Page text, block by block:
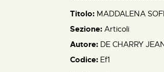
Titolo: MADDALENA
Sezione: Articoli
Autore: DE CHARRY
Codice: Ef1